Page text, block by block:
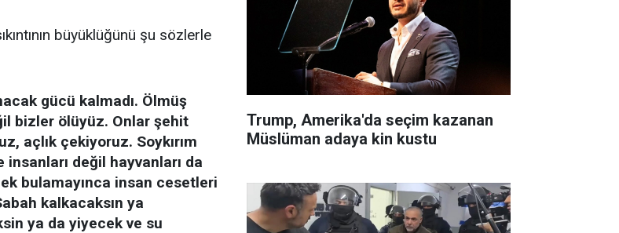
büyüklüğünü şu sözlerle
gücü kalmadı. Ölmüş
bizler ölüyüz. Onlar şehit
açlık çekiyoruz. Soykırım
değil hayvanları da
bulamayınca insan cesetleri
kalkacaksın ya
ya da yiyecek ve su
Trump, Amerika'da seçim kazanan
Müslüman adaya kin kustu